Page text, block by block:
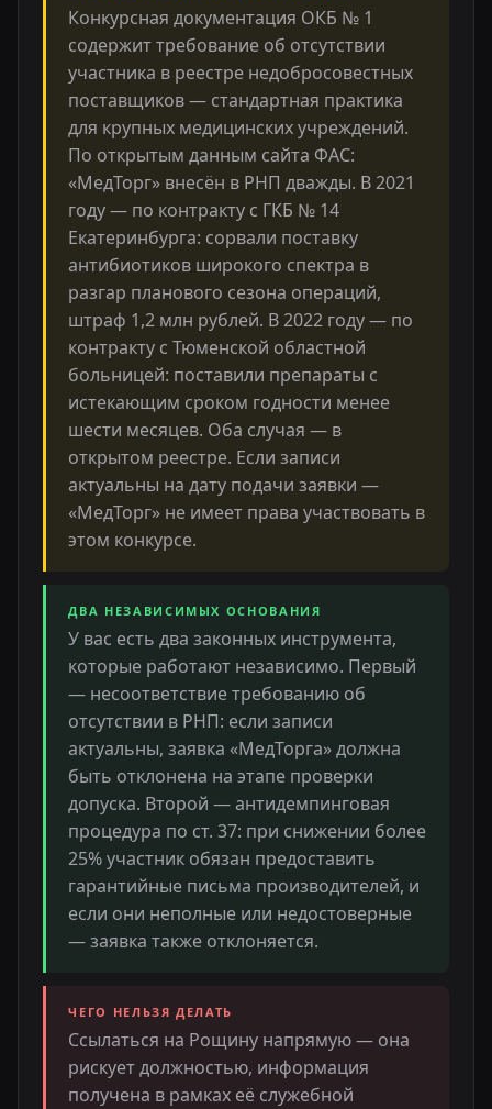
Конкурсная документация ОКБ № 1
содержит требование об отсутствии
участника в реестре недобросовестных
поставщиков — стандартная практика
для крупных медицинских учреждений.
По открытым данным сайта ФАС:
«МедТорг» внесён в РНП дважды. В 2021
году — по контракту с ГКБ № 14
Екатеринбурга: сорвали поставку
антибиотиков широкого спектра в
разгар планового сезона операций,
штраф 1,2 млн рублей. В 2022 году — по
контракту с Тюменской областной
больницей: поставили препараты с
истекающим сроком годности менее
шести месяцев. Оба случая — в
открытом реестре. Если записи
актуальны на дату подачи заявки —
«МедТорг» не имеет права участвовать в
этом конкурсе.
ДВА НЕЗАВИСИМЫХ ОСНОВАНИЯ
У вас есть два законных инструмента,
которые работают независимо. Первый
— несоответствие требованию об
отсутствии в РНП: если записи
актуальны, заявка «МедТорга» должна
быть отклонена на этапе проверки
допуска. Второй — антидемпинговая
процедура по ст. 37: при снижении более
25% участник обязан предоставить
гарантийные письма производителей, и
если они неполные или недостоверные
— заявка также отклоняется.
ЧЕГО НЕЛЬЗЯ ДЕЛАТЬ
Ссылаться на Рощину напрямую — она
рискует должностью, информация
получена в рамках её служебной